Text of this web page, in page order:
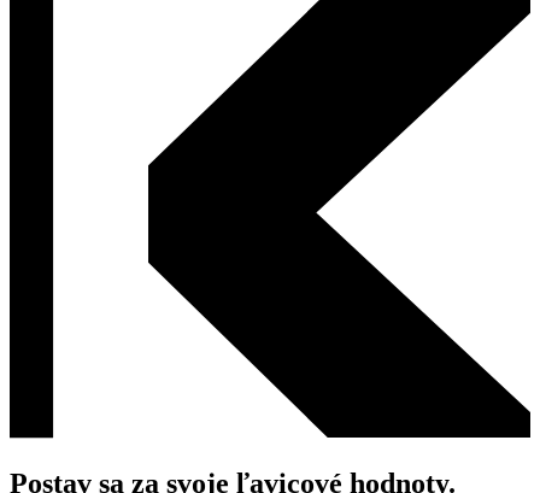
Postav sa za svoje ľavicové hodnoty.